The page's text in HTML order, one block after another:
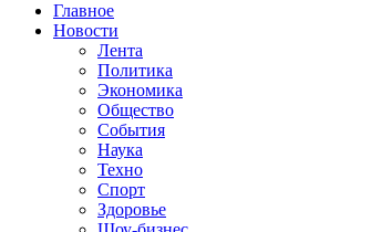
Главное
Новости
Лента
Политика
Экономика
Общество
События
Наука
Техно
Спорт
Здоровье